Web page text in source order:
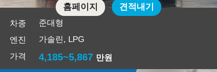
차종
준대형
엔진
가솔린, LPG
가격
4,185~5,867 만원
홈페이지 견적내기